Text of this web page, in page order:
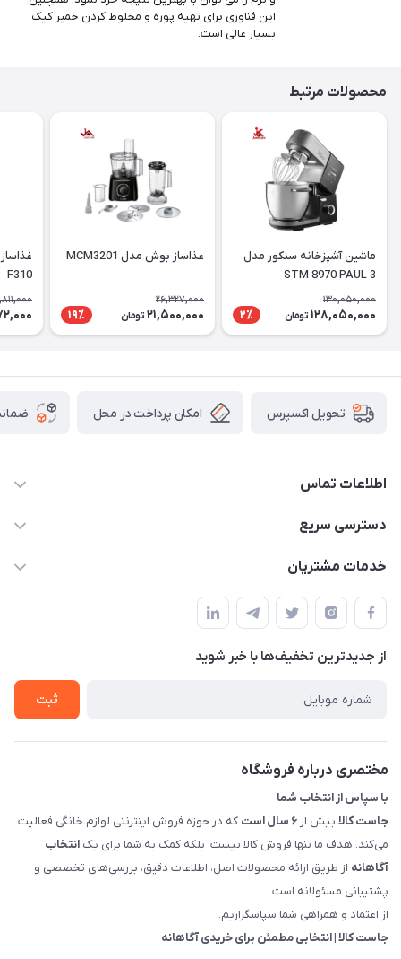
این فناوری برای تهیه پوره و مخلوط کردن خمیر کیک
بسیار عالی است.
محصولات مرتبط
ماشین آشپزخانه سنکور مدل
STM 8970 PAUL 3
130,050,000
128,050,000 تومان 2٪
غذاساز بوش مدل MCM3201
26,327,000
21,500,000 تومان 19٪
F310
تحویل اکسپرس امکان پرداخت در محل
اطلاعات تماس
09398557137
سمت چپ (فروشگاه صوتی عباسی) - "تحویل حضوری فقط با
هماهنگی"
دسترسی سریع
لیست محصولات
حساب کاربری
تماس با ما
خدمات مشتریان
راهنما
پرسش های شما
شرایط و ضوابط گارانتی
روش های بازگرداندن کالا
از جدید‌ترین تخفیف‌ها با‌ خبر شوید
ثبت
مختصری درباره فروشگاه
با سپاس از انتخاب شما
جاست کالا بیش از ۶ سال است
که در حوزه فروش اینترنتی لوازم خانگی فعالیت
می‌کند. هدف ما تنها فروش کالا نیست؛ بلکه کمک به شما برای یک انتخاب
آگاهانه از طریق ارائه محصولات اصل، اطلاعات دقیق، بررسی‌های تخصصی و
پشتیبانی مسئولانه است.
از اعتماد و همراهی شما سپاسگزاریم.
جاست کالا | انتخابی مطمئن برای خریدی آگاهانه